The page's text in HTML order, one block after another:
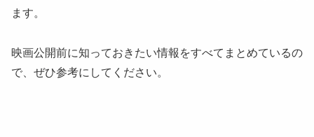
ます。
映画公開前に知っておきたい情報をすべてまとめているの
で、ぜひ参考にしてください。